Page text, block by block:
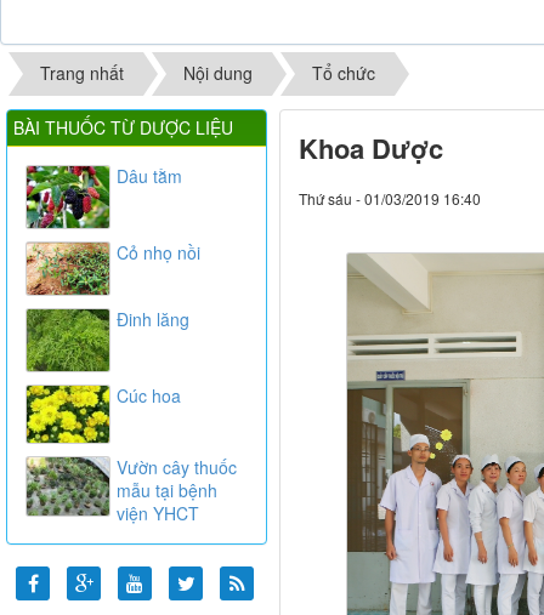
Trang nhất Nội dung Tổ chức
Khoa Dược
Thứ sáu - 01/03/2019 16:40
BÀI THUỐC TỪ DƯỢC LIỆU
Dâu tằm
Cỏ nhọ nồi
Đinh lăng
Cúc hoa
Vườn cây thuốc
mẫu tại bệnh
viện YHCT